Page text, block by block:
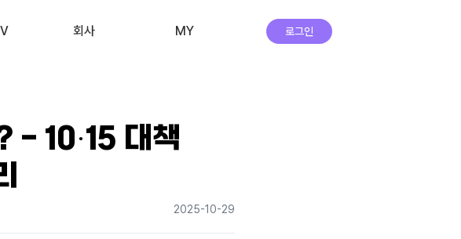
회사 MY
고객 후기 자주하는 질문
실시간 상담
로그인
- 10·15 대책
2025-10-29